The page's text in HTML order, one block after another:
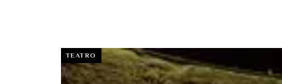
TEATRO